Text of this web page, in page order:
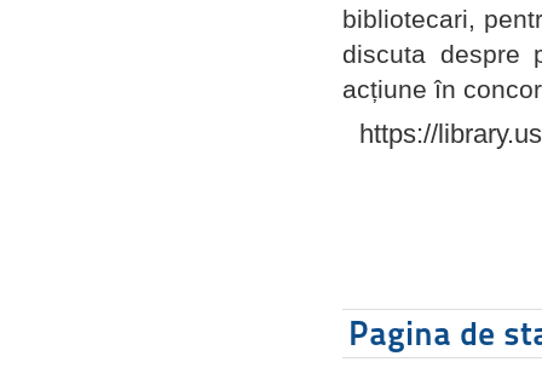
bibliotecari,
discuta despre
acțiune în
https://
Pagina de